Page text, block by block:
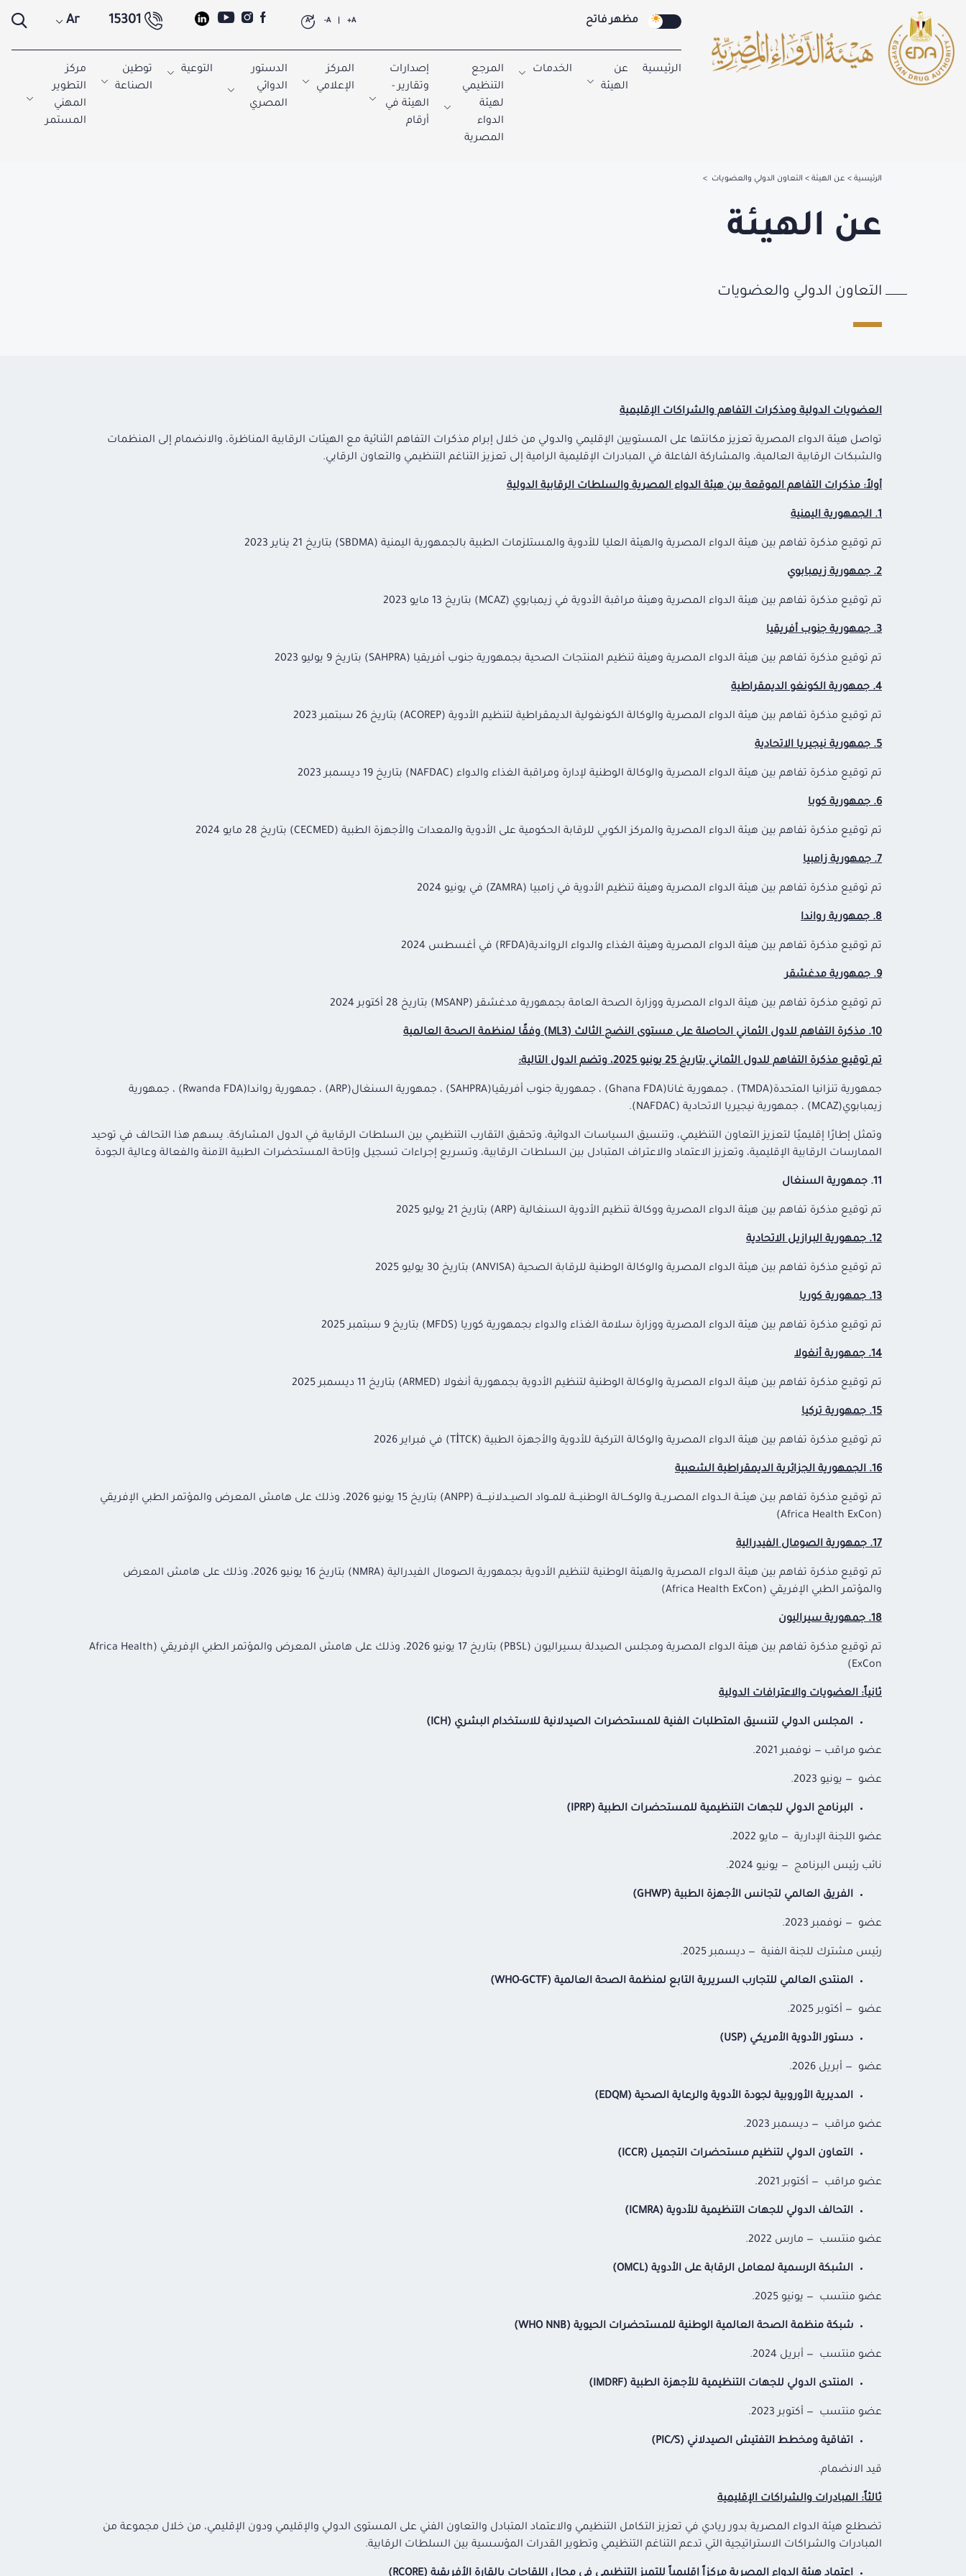
مظهر فاتح A+
A-
A
15301
Ar
الرئيسية
عن
الهيئة
الخدمات
المرجع
التنظيمي
لهيئة
الدواء
المصرية
إصدارات
وتقارير -
الهيئة في
أرقام
المركز
الإعلامي
الدستور
الدوائي
المصري
التوعية
توطين
الصناعة
مركز
التطوير
المهني
المستمر
الرئيسية عن الهيئة التعاون الدولي والعضويات
عن الهيئة
التعاون الدولي والعضويات
العضويات الدولية ومذكرات التفاهم والشراكات الإقليمية
تواصل هيئة الدواء المصرية تعزيز مكانتها على المستويين الإقليمي والدولي من خلال إبرام مذكرات التفاهم الثنائية مع الهيئات الرقابية المناظرة، والانضمام إلى المنظمات
والشبكات الرقابية العالمية، والمشاركة الفاعلة في المبادرات الإقليمية الرامية إلى تعزيز التناغم التنظيمي والتعاون الرقابي.
أولاً: مذكرات التفاهم الموقعة بين هيئة الدواء المصرية والسلطات الرقابية الدولية
1. الجمهورية اليمنية
تم توقيع مذكرة تفاهم بين هيئة الدواء المصرية والهيئة العليا للأدوية والمستلزمات الطبية بالجمهورية اليمنية (SBDMA) بتاريخ 21 يناير 2023
2. جمهورية زيمبابوي
تم توقيع مذكرة تفاهم بين هيئة الدواء المصرية وهيئة مراقبة الأدوية في زيمبابوي (MCAZ) بتاريخ 13 مايو 2023
3. جمهورية جنوب أفريقيا
تم توقيع مذكرة تفاهم بين هيئة الدواء المصرية وهيئة تنظيم المنتجات الصحية بجمهورية جنوب أفريقيا (SAHPRA) بتاريخ 9 يوليو 2023
4. جمهورية الكونغو الديمقراطية
تم توقيع مذكرة تفاهم بين هيئة الدواء المصرية والوكالة الكونغولية الديمقراطية لتنظيم الأدوية (ACOREP) بتاريخ 26 سبتمبر 2023
5. جمهورية نيجيريا الاتحادية
تم توقيع مذكرة تفاهم بين هيئة الدواء المصرية والوكالة الوطنية لإدارة ومراقبة الغذاء والدواء (NAFDAC) بتاريخ 19 ديسمبر 2023
6. جمهورية كوبا
تم توقيع مذكرة تفاهم بين هيئة الدواء المصرية والمركز الكوبي للرقابة الحكومية على الأدوية والمعدات والأجهزة الطبية (CECMED) بتاريخ 28 مايو 2024
7. جمهورية زامبيا
تم توقيع مذكرة تفاهم بين هيئة الدواء المصرية وهيئة تنظيم الأدوية في زامبيا (ZAMRA) في يونيو 2024
8. جمهورية رواندا
تم توقيع مذكرة تفاهم بين هيئة الدواء المصرية وهيئة الغذاء والدواء الرواندية(RFDA) في أغسطس 2024
9. جمهورية مدغشقر
تم توقيع مذكرة تفاهم بين هيئة الدواء المصرية ووزارة الصحة العامة بجمهورية مدغشقر (MSANP) بتاريخ 28 أكتوبر 2024
10. مذكرة التفاهم للدول الثماني الحاصلة على مستوى النضج الثالث (ML3) وفقًا لمنظمة الصحة العالمية
تم توقيع مذكرة التفاهم للدول الثماني بتاريخ 25 يونيو 2025، وتضم الدول التالية:
جمهورية تنزانيا المتحدة(TMDA) ، جمهورية غانا(Ghana FDA) ، جمهورية جنوب أفريقيا(SAHPRA) ، جمهورية السنغال(ARP) ، جمهورية رواندا(Rwanda FDA) ، جمهورية
زيمبابوي(MCAZ) ، جمهورية نيجيريا الاتحادية (NAFDAC).
وتمثل إطارًا إقليميًا لتعزيز التعاون التنظيمي، وتنسيق السياسات الدوائية، وتحقيق التقارب التنظيمي بين السلطات الرقابية في الدول المشاركة. يسهم هذا التحالف في توحيد
الممارسات الرقابية الإقليمية، وتعزيز الاعتماد والاعتراف المتبادل بين السلطات الرقابية، وتسريع إجراءات تسجيل وإتاحة المستحضرات الطبية الآمنة والفعالة وعالية الجودة
11. جمهورية السنغال
تم توقيع مذكرة تفاهم بين هيئة الدواء المصرية ووكالة تنظيم الأدوية السنغالية (ARP) بتاريخ 21 يوليو 2025
12. جمهورية البرازيل الاتحادية
تم توقيع مذكرة تفاهم بين هيئة الدواء المصرية والوكالة الوطنية للرقابة الصحية (ANVISA) بتاريخ 30 يوليو 2025
13. جمهورية كوريا
تم توقيع مذكرة تفاهم بين هيئة الدواء المصرية ووزارة سلامة الغذاء والدواء بجمهورية كوريا (MFDS) بتاريخ 9 سبتمبر 2025
14. جمهورية أنغولا
تم توقيع مذكرة تفاهم بين هيئة الدواء المصرية والوكالة الوطنية لتنظيم الأدوية بجمهورية أنغولا (ARMED) بتاريخ 11 ديسمبر 2025
15. جمهورية تركيا
تم توقيع مذكرة تفاهم بين هيئة الدواء المصرية والوكالة التركية للأدوية والأجهزة الطبية (TİTCK) في فبراير 2026
16. الجمهورية الجزائرية الديمقراطية الشعبية
تم توقيع مذكرة تفاهم بيـن هيئــة الــدواء المصـريــة والوكـــالة الوطنيـــة للمــواد الصيــدلانيــــة (ANPP) بتاريخ 15 يونيو 2026، وذلك على هامش المعرض والمؤتمر الطبي الإفريقي
(Africa Health ExCon)
17. جمهورية الصومال الفيدرالية
تم توقيع مذكرة تفاهم بين هيئة الدواء المصرية والهيئة الوطنية لتنظيم الأدوية بجمهورية الصومال الفيدرالية (NMRA) بتاريخ 16 يونيو 2026، وذلك على هامش المعرض
والمؤتمر الطبي الإفريقي (Africa Health ExCon)
18. جمهورية سيراليون
تم توقيع مذكرة تفاهم بين هيئة الدواء المصرية ومجلس الصيدلة بسيراليون (PBSL) بتاريخ 17 يونيو 2026، وذلك على هامش المعرض والمؤتمر الطبي الإفريقي (Africa Health
ExCon)
ثانياً: العضويات والاعترافات الدولية
المجلس الدولي لتنسيق المتطلبات الفنية للمستحضرات الصيدلانية للاستخدام البشري (ICH)
عضو مراقب — نوفمبر 2021.
عضو — يونيو 2023.
البرنامج الدولي للجهات التنظيمية للمستحضرات الطبية (IPRP)
عضو اللجنة الإدارية — مايو 2022.
نائب رئيس البرنامج — يونيو 2024.
الفريق العالمي لتجانس الأجهزة الطبية (GHWP)
عضو — نوفمبر 2023.
رئيس مشترك للجنة الفنية — ديسمبر 2025.
المنتدى العالمي للتجارب السريرية التابع لمنظمة الصحة العالمية (WHO-GCTF)
عضو — أكتوبر 2025.
دستور الأدوية الأمريكي (USP)
عضو — أبريل 2026.
المديرية الأوروبية لجودة الأدوية والرعاية الصحية (EDQM)
عضو مراقب — ديسمبر 2023.
التعاون الدولي لتنظيم مستحضرات التجميل (ICCR)
عضو مراقب — أكتوبر 2021.
التحالف الدولي للجهات التنظيمية للأدوية (ICMRA)
عضو منتسب — مارس 2022.
الشبكة الرسمية لمعامل الرقابة على الأدوية (OMCL)
عضو منتسب — يونيو 2025.
شبكة منظمة الصحة العالمية الوطنية للمستحضرات الحيوية (WHO NNB)
عضو منتسب — أبريل 2024.
المنتدى الدولي للجهات التنظيمية للأجهزة الطبية (IMDRF)
عضو منتسب — أكتوبر 2023.
اتفاقية ومخطط التفتيش الصيدلاني (PIC/S)
قيد الانضمام.
ثالثاً: المبادرات والشراكات الإقليمية
تضطلع هيئة الدواء المصرية بدور ريادي في تعزيز التكامل التنظيمي والاعتماد المتبادل والتعاون الفني على المستوى الدولي والإقليمي ودون الإقليمي، من خلال مجموعة من
المبادرات والشراكات الاستراتيجية التي تدعم التناغم التنظيمي وتطوير القدرات المؤسسية بين السلطات الرقابية.